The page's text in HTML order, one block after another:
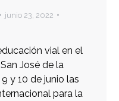
junio 23, 2022
vial en el
José de la
y 10 de junio las
para la